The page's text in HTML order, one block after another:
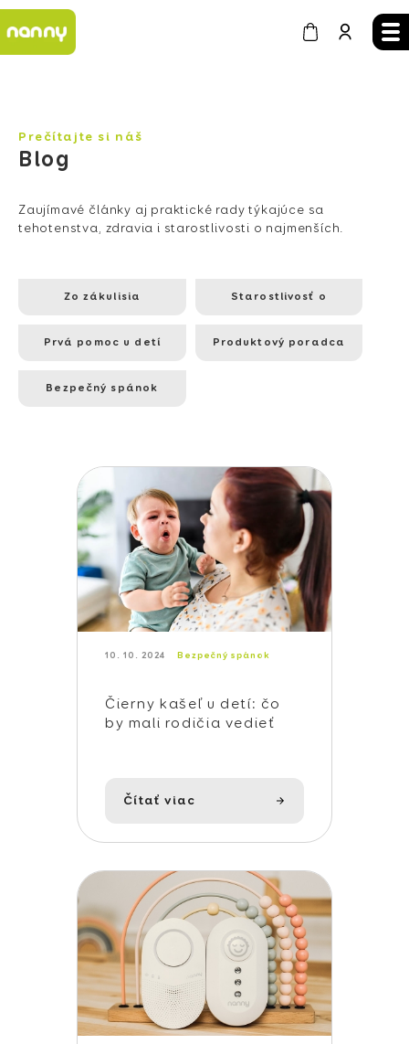
Prečítajte si náš
Blog
Zaujímavé články aj praktické rady týkajúce sa
tehotenstva, zdravia i starostlivosti o najmenších.
Zo zákulisia Starostlivosť o
Prvá pomoc u detí
Produktový poradca
Bezpečný spánok
10. 10. 2024 Bezpečný spánok
Čierny kašeľ u detí: čo
by mali rodičia vedieť
Čítať viac